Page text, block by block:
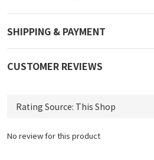
SHIPPING & PAYMENT
CUSTOMER REVIEWS
No review for this product